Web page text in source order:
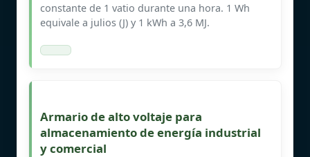
constante de 1 vatio durante una hora. 1 Wh
equivale a julios (J) y 1 kWh a 3,6 MJ.
Armario de alto voltaje para
almacenamiento de energía industrial
y comercial